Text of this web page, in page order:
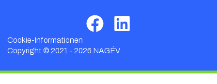
Cookie-Informationen
Copyright © 2021 - 2026 NAGÉV